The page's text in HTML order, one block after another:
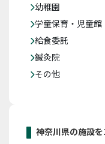
幼稚園
学童保育・児童館
給食委託
鍼灸院
その他
神奈川県の施設